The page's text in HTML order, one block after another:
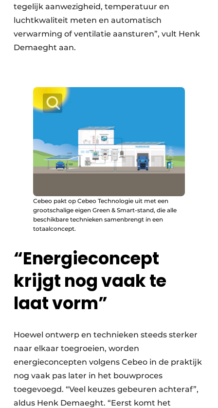
tegelijk aanwezigheid, temperatuur en
luchtkwaliteit meten en automatisch
verwarming of ventilatie aansturen”, vult Henk
Demaeght aan.
Cebeo pakt op Cebeo Technologie uit met een
grootschalige eigen Green & Smart-stand, die alle
beschikbare technieken samenbrengt in een
totaalconcept.
“Energieconcept
krijgt nog vaak te
laat vorm”
Hoewel ontwerp en technieken steeds sterker
naar elkaar toegroeien, worden
energieconcepten volgens Cebeo in de praktijk
nog vaak pas later in het bouwproces
toegevoegd. “Veel keuzes gebeuren achteraf”,
aldus Henk Demaeght. “Eerst komt het